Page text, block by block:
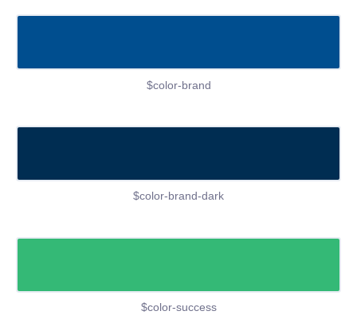
$color-brand
$color-brand-dark
$color-success